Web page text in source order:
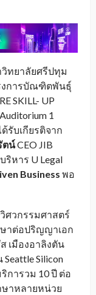
ทยาลัยศรีปทุม
งการบัณฑิตพันธุ์
SKILL- UP
1
รับเกียรติจาก
ตน์CEO JIB
ริหาร U Legal
Business พอ
ศวกรรมศาสตร์
าต่อปริญญาเอก
เมืองอาลิงตัน
Silicon
การวม 10 ปี ต่อ
ษาหลายหน่วย